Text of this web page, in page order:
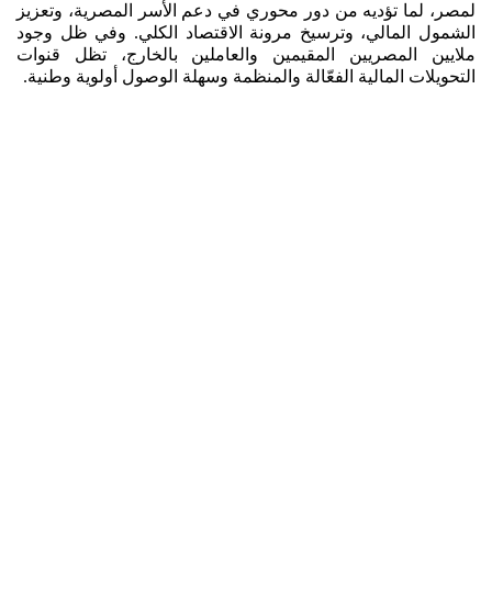
لمصر، لما تؤديه من دور محوري في دعم الأسر المصرية، وتعزيز
الشمول المالي، وترسيخ مرونة الاقتصاد الكلي. وفي ظل وجود
ملايين المصريين المقيمين والعاملين بالخارج، تظل قنوات
التحويلات المالية الفعّالة والمنظمة وسهلة الوصول أولوية وطنية.